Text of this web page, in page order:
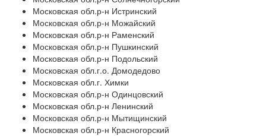
Московская обл.р-н Истринский
Московская обл.р-н Можайский
Московская обл.р-н Раменский
Московская обл.р-н Пушкинский
Московская обл.р-н Подольский
Московская обл.г.о. Домодедово
Московская обл.г. Химки
Московская обл.р-н Одинцовский
Московская обл.р-н Ленинский
Московская обл.р-н Мытищинский
Московская обл.р-н Красногорский